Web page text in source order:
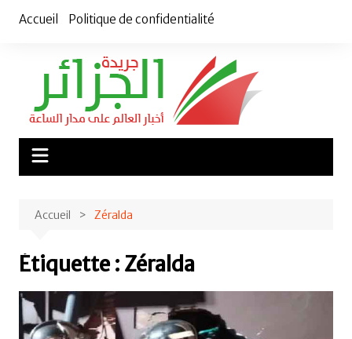
Accueil Politique de confidentialité
Accueil Zéralda
Étiquette : Zéralda